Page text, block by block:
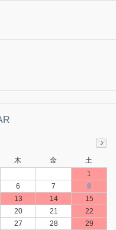
木 金
土
1
6 7
8
13 14
15
20 21
22
27 28
29